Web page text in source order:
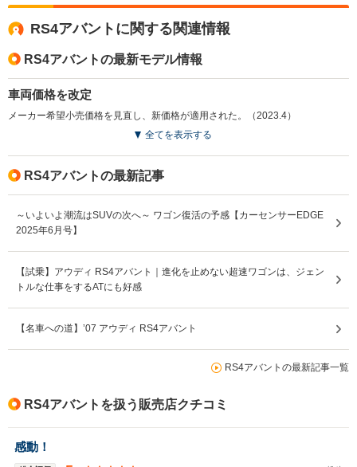
RS4アバントに関する関連情報
RS4アバントの最新モデル情報
車両価格を改定
メーカー希望小売価格を見直し、新価格が適用された。（2023.4）
全てを表示する
RS4アバントの最新記事
～いよいよ潮流はSUVの次へ～ ワゴン復活の予感【カーセンサーEDGE
2025年6月号】
【試乗】アウディ RS4アバント｜進化を止めない超速ワゴンは、ジェン
トルな仕事をするATにも好感
【名車への道】’07 アウディ RS4アバント
RS4アバントの最新記事一覧
RS4アバントを扱う販売店クチコミ
感動！